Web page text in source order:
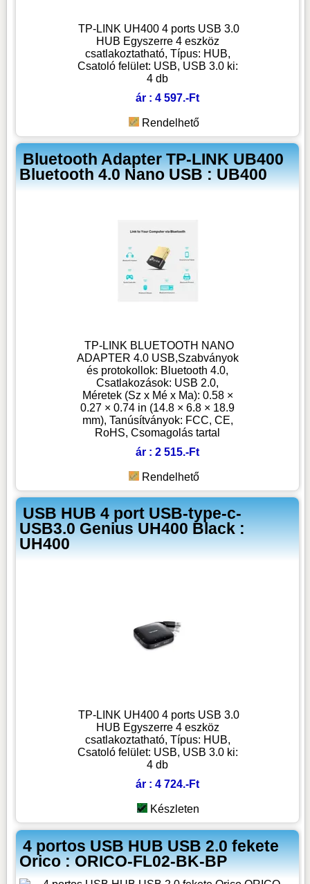
TP-LINK UH400 4 ports USB 3.0
HUB Egyszerre 4 eszköz
csatlakoztatható, Típus: HUB,
Csatoló felület: USB, USB 3.0 ki:
4 db
ár : 4 597.-Ft
Rendelhető
Bluetooth Adapter TP-LINK UB400
Bluetooth 4.0 Nano USB : UB400
TP-LINK BLUETOOTH NANO
ADAPTER 4.0 USB,Szabványok
és protokollok: Bluetooth 4.0,
Csatlakozások: USB 2.0,
Méretek (Sz x Mé x Ma): 0.58 ×
0.27 × 0.74 in (14.8 × 6.8 × 18.9
mm), Tanúsítványok: FCC, CE,
RoHS, Csomagolás tartal
ár : 2 515.-Ft
Rendelhető
USB HUB 4 port USB-type-c-
USB3.0 Genius UH400 Black :
UH400
TP-LINK UH400 4 ports USB 3.0
HUB Egyszerre 4 eszköz
csatlakoztatható, Típus: HUB,
Csatoló felület: USB, USB 3.0 ki:
4 db
ár : 4 724.-Ft
Készleten
4 portos USB HUB USB 2.0 fekete
Orico : ORICO-FL02-BK-BP